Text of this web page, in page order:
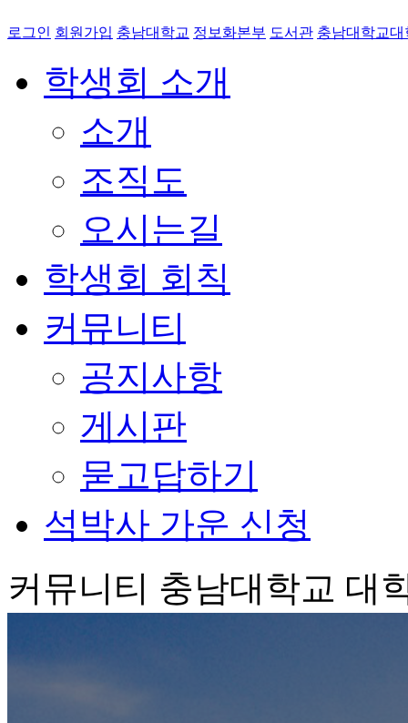
로그인 회원가입 충남대학교 정보화본부 도서관 충남대학교대
학생회 소개
소개
조직도
오시는길
학생회 회칙
커뮤니티
공지사항
게시판
묻고답하기
석박사 가운 신청
커뮤니티 충남대학교 대